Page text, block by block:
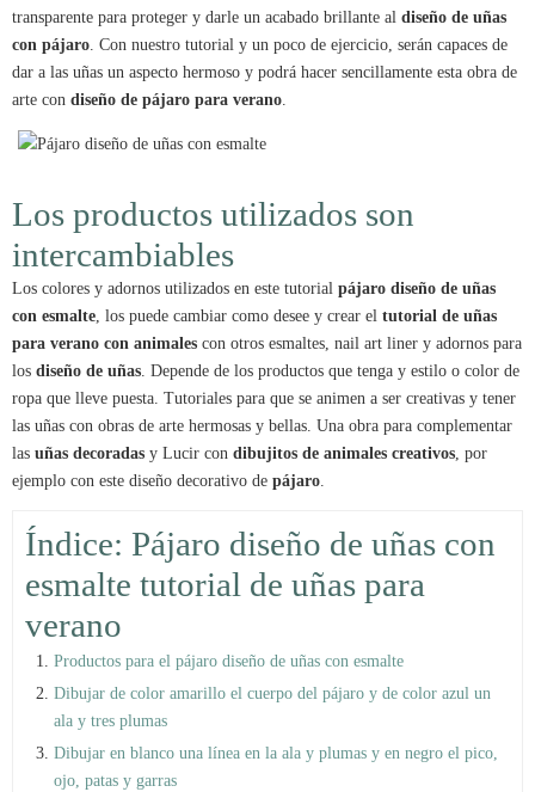
transparente para proteger y darle un acabado brillante al diseño de uñas
con pájaro. Con nuestro tutorial y un poco de ejercicio, serán capaces de
dar a las uñas un aspecto hermoso y podrá hacer sencillamente esta obra de
arte con diseño de pájaro para verano.
Los productos utilizados son
intercambiables
Los colores y adornos utilizados en este tutorial pájaro diseño de uñas
con esmalte , los puede cambiar como desee y crear el tutorial de uñas
para verano con animales con otros esmaltes, nail art liner y adornos para
los diseño de uñas . Depende de los productos que tenga y estilo o color de
ropa que lleve puesta. Tutoriales para que se animen a ser creativas y tener
las uñas con obras de arte hermosas y bellas. Una obra para complementar
las uñas decoradas y Lucir con dibujitos de animales creativos , por
ejemplo con este diseño decorativo de pájaro
Índice: Pájaro diseño de uñas con
esmalte tutorial de uñas para
verano
Productos para el pájaro diseño de uñas con esmalte
Dibujar de color amarillo el cuerpo del pájaro y de color azul un
ala y tres plumas
Dibujar en blanco una línea en la ala y plumas y en negro el pico,
ojo, patas y garras